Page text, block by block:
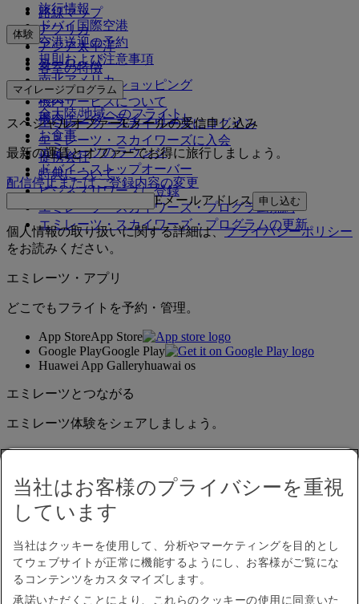
旅行情報
ドバイ国際空港
空港送迎の予約
規則および注意事項
路線マップ
アフリカ
アジア太平洋
ヨーロッパ
南北アメリカ
中東
全大陸/地域へのフライト
体験
客室の特徴
エミレーツでショッピング
機内サービスについて
機内エンターテインメント
お食事
エミレーツのラウンジ
ドバイ・ストップオーバー
マイレージプログラム
エミレーツ・スカイワーズにログイン
エミレーツ・スカイワーズに入会
提携会社
特典について
ビジネスリワーズに登録
エミレーツ・スカイワーズ・プログラム規約
エミレーツ・スカイワーズ・プログラムの更新
スペシャルオファーEメールの受信申し込み
最新の運賃とオファーでお得に旅行しましょう。
配信停止またはご登録内容の変更
Eメールアドレス 申し込む
個人情報の取り扱いに関する詳細は、プライバシーポリシー
をお読みください。
エミレーツ・アプリ
どこでもフライトを予約・管理。
App StoreApp Store
Google PlayGoogle Play
Huawei App Galleryhuawai os
エミレーツとつながる
エミレーツ体験をシェアしましょう。
アクセシビリティ
お問い合わせ
プライバシーポリシー
当社はお客様のプライバシーを重視
しています
当社はクッキーを使用して、分析やマーケティングを目的とし
てウェブサイトが正常に機能するようにし、お客様がご覧にな
るコンテンツをカスタマイズします。
承諾いただくことにより、これらのクッキーの使用に同意いた